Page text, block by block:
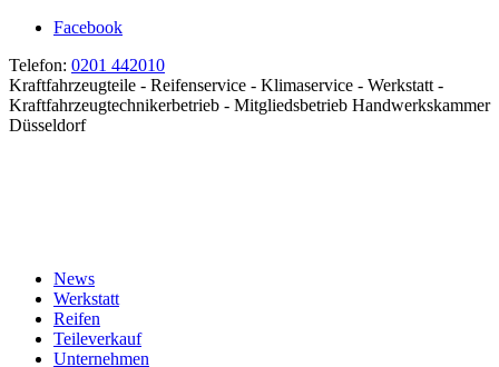
Facebook
Telefon: 0201 442010
Kraftfahrzeugteile - Reifenservice - Klimaservice - Werkstatt -
Kraftfahrzeugtechnikerbetrieb - Mitgliedsbetrieb Handwerkskammer
Düsseldorf
News
Werkstatt
Reifen
Teileverkauf
Unternehmen